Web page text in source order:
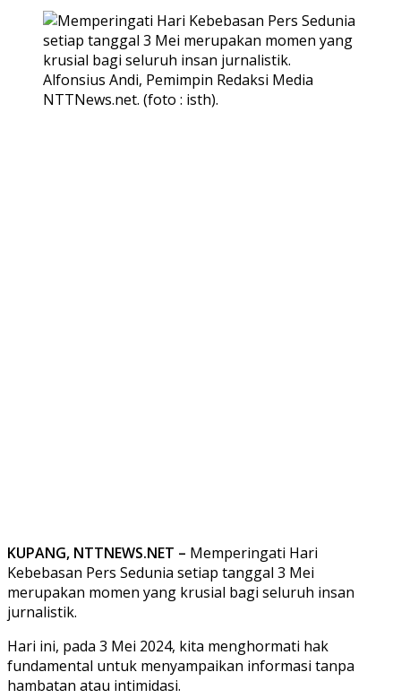
Alfonsius Andi, Pemimpin Redaksi Media
NTTNews.net. (foto : isth).
KUPANG, NTTNEWS.NET – Memperingati Hari
Kebebasan Pers Sedunia setiap tanggal 3 Mei
merupakan momen yang krusial bagi seluruh insan
jurnalistik.
Hari ini, pada 3 Mei 2024, kita menghormati hak
fundamental untuk menyampaikan informasi tanpa
hambatan atau intimidasi.